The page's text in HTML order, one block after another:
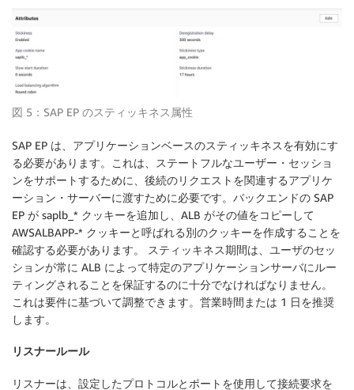
図 5：SAP EP のスティッキネス属性
SAP EP は、アプリケーションベースのスティッキネスを有効にす
る必要があります。これは、ステートフルなユーザー・セッショ
ンをサポートするために、後続のリクエストを関連するアプリケ
ーション・サーバーに渡すために必要です。バックエンドの SAP
EP が saplb_* クッキーを追加し、ALB がその値をコピーして
AWSALBAPP-* クッキーと呼ばれる別のクッキーを作成することを
確認する必要があります。 スティッキネス期間は、ユーザのセッ
ションが常に ALB によって特定のアプリケーションサーバにルー
ティングされることを保証するのに十分でなければなりません。
これは要件に基づいて調整できます。営業時間または 1 日を推奨
します。
リスナールール
リスナーは、設定したプロトコルとポートを使用して接続要求を